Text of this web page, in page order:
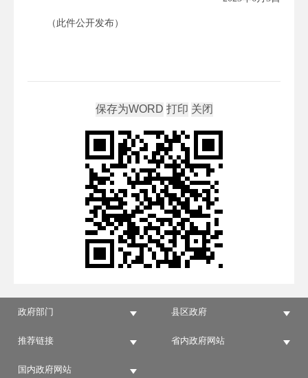
（此件公开发布）
政府部门 县区政府
推荐链接 省内政府网站
国内政府网站